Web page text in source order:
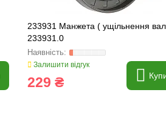
233931 Манжета ( ущільнення
233931.0
Залишити відгук
229 ₴